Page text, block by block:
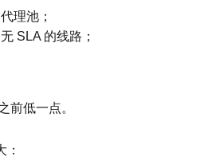
理池；
SLA 的线路；
前低一点。